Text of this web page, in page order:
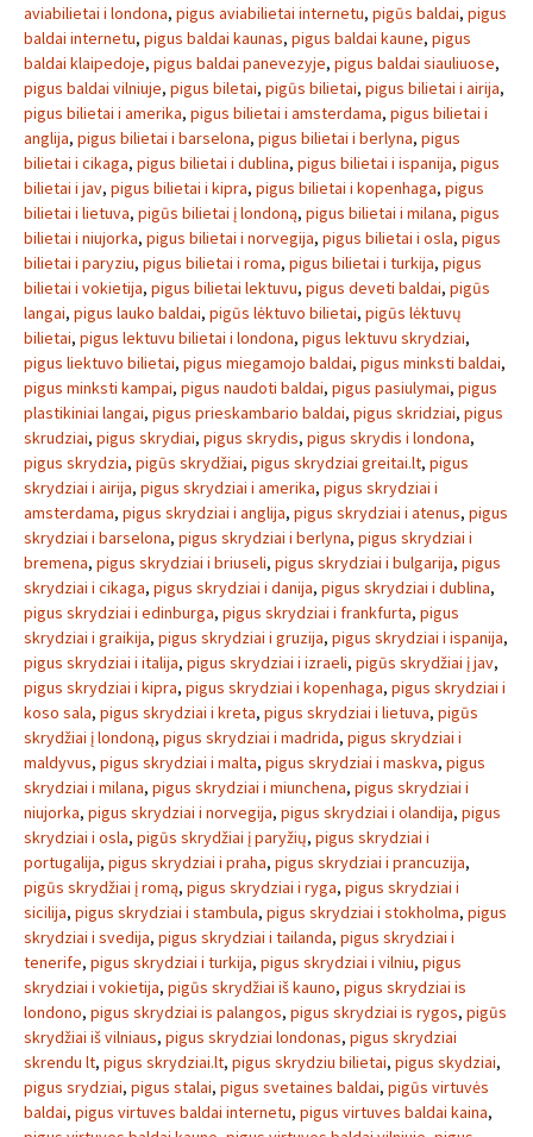
aviabilietai i londona, pigus aviabilietai internetu, pigūs baldai, pigus
baldai internetu, pigus baldai kaunas, pigus baldai kaune, pigus
baldai klaipedoje, pigus baldai panevezyje, pigus baldai siauliuose,
pigus baldai vilniuje, pigus biletai, pigūs bilietai, pigus bilietai i airija,
pigus bilietai i amerika, pigus bilietai i amsterdama, pigus bilietai i
anglija, pigus bilietai i barselona, pigus bilietai i berlyna, pigus
bilietai i cikaga, pigus bilietai i dublina, pigus bilietai i ispanija, pigus
bilietai i jav, pigus bilietai i kipra, pigus bilietai i kopenhaga, pigus
bilietai i lietuva, pigūs bilietai į londoną, pigus bilietai i milana, pigus
bilietai i niujorka, pigus bilietai i norvegija, pigus bilietai i osla, pigus
bilietai i paryziu, pigus bilietai i roma, pigus bilietai i turkija, pigus
bilietai i vokietija, pigus bilietai lektuvu, pigus deveti baldai, pigūs
langai, pigus lauko baldai, pigūs lėktuvo bilietai, pigūs lėktuvų
bilietai, pigus lektuvu bilietai i londona, pigus lektuvu skrydziai,
pigus liektuvo bilietai, pigus miegamojo baldai, pigus minksti baldai,
pigus minksti kampai, pigus naudoti baldai, pigus pasiulymai, pigus
plastikiniai langai, pigus prieskambario baldai, pigus skridziai, pigus
skrudziai, pigus skrydiai, pigus skrydis, pigus skrydis i londona,
pigus skrydzia, pigūs skrydžiai, pigus skrydziai greitai.lt, pigus
skrydziai i airija, pigus skrydziai i amerika, pigus skrydziai i
amsterdama, pigus skrydziai i anglija, pigus skrydziai i atenus, pigus
skrydziai i barselona, pigus skrydziai i berlyna, pigus skrydziai i
bremena, pigus skrydziai i briuseli, pigus skrydziai i bulgarija, pigus
skrydziai i cikaga, pigus skrydziai i danija, pigus skrydziai i dublina,
pigus skrydziai i edinburga, pigus skrydziai i frankfurta, pigus
skrydziai i graikija, pigus skrydziai i gruzija, pigus skrydziai i ispanija,
pigus skrydziai i italija, pigus skrydziai i izraeli, pigūs skrydžiai į jav,
pigus skrydziai i kipra, pigus skrydziai i kopenhaga, pigus skrydziai i
koso sala, pigus skrydziai i kreta, pigus skrydziai i lietuva, pigūs
skrydžiai į londoną, pigus skrydziai i madrida, pigus skrydziai i
maldyvus, pigus skrydziai i malta, pigus skrydziai i maskva, pigus
skrydziai i milana, pigus skrydziai i miunchena, pigus skrydziai i
niujorka, pigus skrydziai i norvegija, pigus skrydziai i olandija, pigus
skrydziai i osla, pigūs skrydžiai į paryžių, pigus skrydziai i
portugalija, pigus skrydziai i praha, pigus skrydziai i prancuzija,
pigūs skrydžiai į romą, pigus skrydziai i ryga, pigus skrydziai i
sicilija, pigus skrydziai i stambula, pigus skrydziai i stokholma, pigus
skrydziai i svedija, pigus skrydziai i tailanda, pigus skrydziai i
tenerife, pigus skrydziai i turkija, pigus skrydziai i vilniu, pigus
skrydziai i vokietija, pigūs skrydžiai iš kauno, pigus skrydziai is
londono, pigus skrydziai is palangos, pigus skrydziai is rygos, pigūs
skrydžiai iš vilniaus, pigus skrydziai londonas, pigus skrydziai
skrendu lt, pigus skrydziai.lt, pigus skrydziu bilietai, pigus skydziai,
pigus srydziai, pigus stalai, pigus svetaines baldai, pigūs virtuvės
baldai, pigus virtuves baldai internetu, pigus virtuves baldai kaina,